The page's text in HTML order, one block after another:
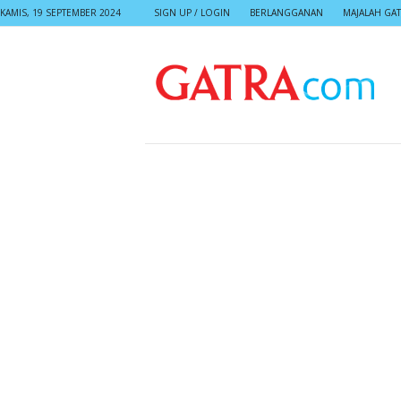
KAMIS, 19 SEPTEMBER 2024 SIGN UP / LOGIN BERLANGGANAN MAJALAH